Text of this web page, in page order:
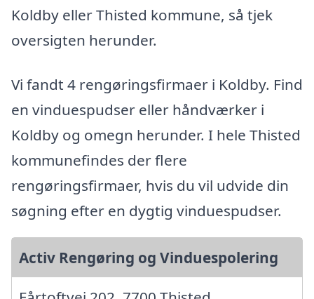
Koldby eller Thisted kommune, så tjek
oversigten herunder.
Vi fandt 4 rengøringsfirmaer i Koldby. Find
en vinduespudser eller håndværker i
Koldby og omegn herunder. I hele Thisted
kommunefindes der flere
rengøringsfirmaer, hvis du vil udvide din
søgning efter en dygtig vinduespudser.
Activ Rengøring og Vinduespolering